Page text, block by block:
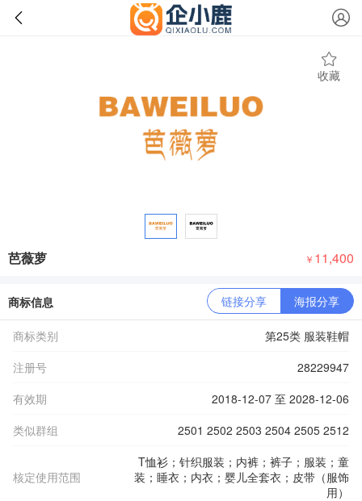
收藏
芭薇萝 ￥ 11,400
商标信息 链接分享 海报分享
商标类别
第25类 服装鞋帽
注册号
28229947
有效期
2018-12-07 至 2028-12-06
类似群组
2501 2502 2503 2504 2505 2512
核定使用范围
T恤衫；针织服装；内裤；裤子；服装；童
装；睡衣；内衣；婴儿全套衣；皮带（服饰
用）